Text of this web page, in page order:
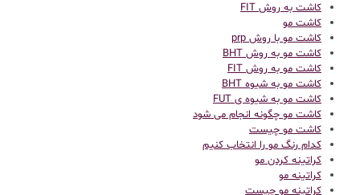
کاشت به روش FIT
کاشت مو
کاشت مو با روش prp
کاشت مو به روش BHT
کاشت مو به روش FIT
کاشت مو به شیوه BHT
کاشت مو به شیوه ی FUT
کاشت مو چگونه انجام می شود
کاشت مو چیست
کدام رنگ مو را انتخاب کنیم
کراتینه کردن مو
کراتینه مو
کراتینه مو چیست